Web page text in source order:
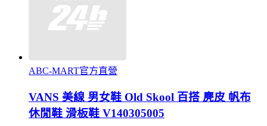
ABC-MART官方直營
VANS 美線 男女鞋 Old Skool 百搭 麂皮 帆布
休閒鞋 滑板鞋 V140305005